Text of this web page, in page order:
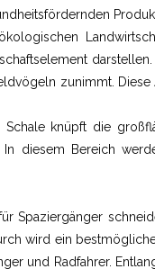
zunimmt.
Schale knüpft die
In diesem Bereich
Spaziergänger
wird ein
und Radfahrer.